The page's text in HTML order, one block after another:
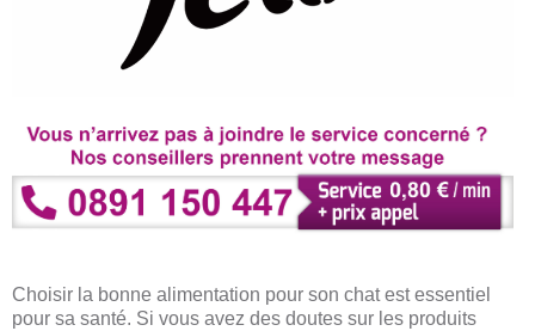
Choisir la bonne alimentation pour son chat est essentiel
pour sa santé. Si vous avez des doutes sur les produits